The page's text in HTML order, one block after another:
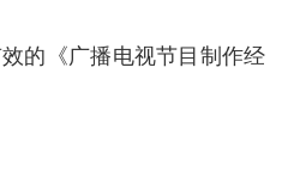
的《广播电视节目制作经